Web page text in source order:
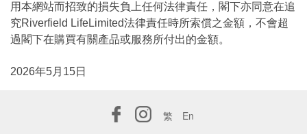
用本網站而招致的損失負上任何法律責任，閣下亦同意在追
究Riverfield LifeLimited法律責任時所索償之金額，不會超
過閣下在購買有關產品或服務所付出的金額。
2026年5月15日
繁 En